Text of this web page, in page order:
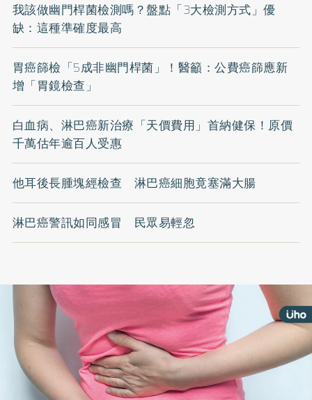
我該做幽門桿菌檢測嗎？盤點「3大檢測方式」優
缺：這種準確度最高
胃癌篩檢「5成非幽門桿菌」！醫籲：公費癌篩應新
增「胃鏡檢查」
白血病、淋巴癌新治療「天價費用」首納健保！原價
千萬估年逾百人受惠
他耳後長腫塊經檢查 淋巴癌細胞竟塞滿大腸
淋巴癌警訊如同感冒 民眾易輕忽